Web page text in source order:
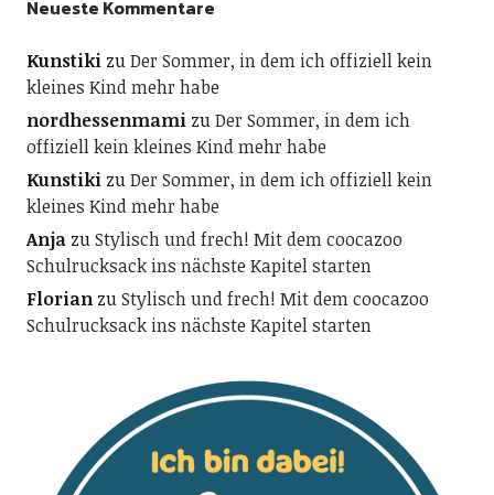
Neueste Kommentare
KunstikizuDer Sommer, in dem ich offiziell kein
kleines Kind mehr habe
nordhessenmamizuDer Sommer, in dem ich
offiziell kein kleines Kind mehr habe
KunstikizuDer Sommer, in dem ich offiziell kein
kleines Kind mehr habe
AnjazuStylisch und frech! Mit dem coocazoo
Schulrucksack ins nächste Kapitel starten
FlorianzuStylisch und frech! Mit dem coocazoo
Schulrucksack ins nächste Kapitel starten